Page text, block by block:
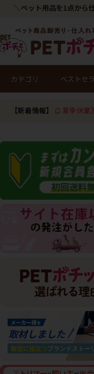
＼ペット用品を1点から
カテゴリ ベストセ
【新着情報】 夏季休業